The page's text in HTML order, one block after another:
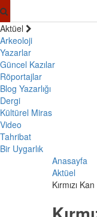
Aktüel
Arkeoloji
Yazarlar
Güncel Kazılar
Röportajlar
Blog Yazarlığı
Dergi
Kültürel Miras
Video
Tahribat
Bir Uygarlık
Anasayfa
Aktüel
Kırmızı